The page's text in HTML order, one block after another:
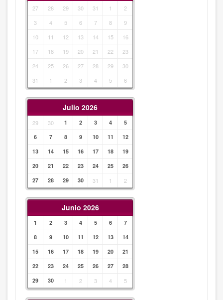
27 28 29 30 31 1
2
3
4 5 6 7 8
9
10
11 12 13 14 15
16
17
18 19 20 21 22
23
24
25 26 27 28 29
30
31
1 2 3 4 5 6
Julio 2026
29 30 1 2 3 4
5
6
7 8 9 10 11
12
13
14 15 16 17 18
19
20
21 22 23 24 25
26
27
28 29 30 31 1 2
Junio 2026
1 2 3 4 5 6
7
8
9 10 11 12 13
14
15
16 17 18 19 20
21
22
23 24 25 26 27
28
29
30 1 2 3 4 5